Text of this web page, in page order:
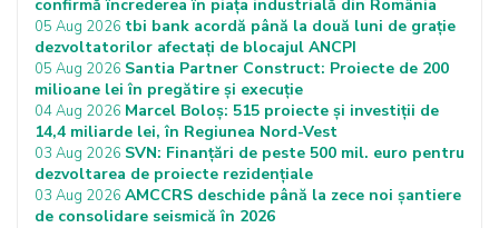
confirmă încrederea în piața industrială din România
05 Aug 2026 tbi bank acordă până la două luni de grație
dezvoltatorilor afectați de blocajul ANCPI
05 Aug 2026 Santia Partner Construct: Proiecte de 200
milioane lei în pregătire și execuție
04 Aug 2026 Marcel Boloș: 515 proiecte și investiții de
14,4 miliarde lei, în Regiunea Nord-Vest
03 Aug 2026 SVN: Finanțări de peste 500 mil. euro pentru
dezvoltarea de proiecte rezidențiale
03 Aug 2026 AMCCRS deschide până la zece noi șantiere
de consolidare seismică în 2026